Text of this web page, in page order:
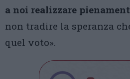
a noi realizzare
non tradire la speranza
quel voto».